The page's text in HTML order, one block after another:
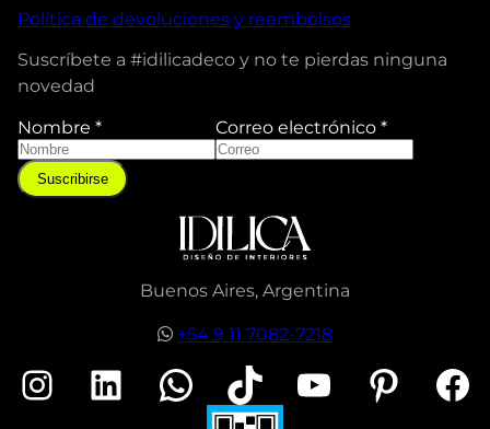
Política de devoluciones y reembolsos
Suscríbete a #idilicadeco y no te pierdas ninguna
novedad
C
o
r
e
e
Nombre * Correo electrónico *
Suscribirse
Buenos Aires, Argentina
+54 9 11 7082-7218
Instagram LinkedIn WhatsApp TikTok YouTube Pinterest Facebook